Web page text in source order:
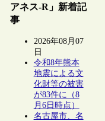
アネス-R」新着記
事
2026年08月07
日
令和8年熊本
地震による文
化財等の被害
が83件に（8
月6日時点）
名古屋市、名